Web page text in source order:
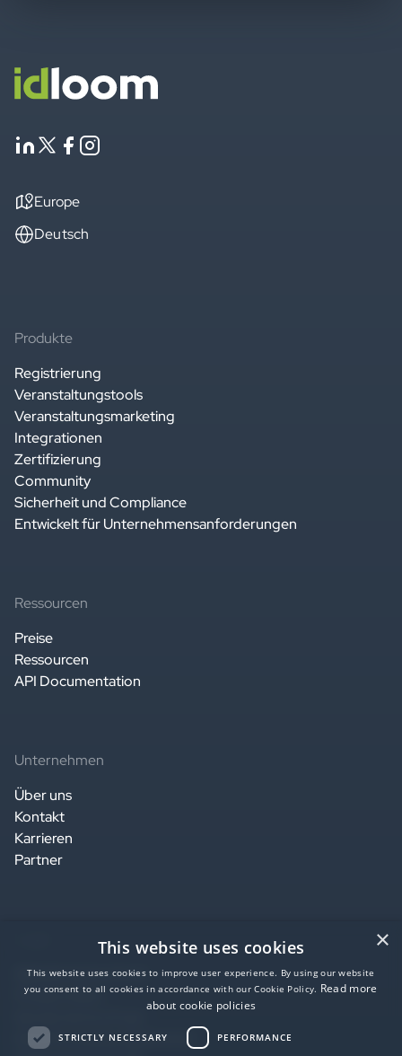
Europe
Deutsch
Produkte
Registrierung
Veranstaltungstools
Veranstaltungsmarketing
Integrationen
Zertifizierung
Community
Sicherheit und Compliance
Entwickelt für Unternehmensanforderungen
Ressourcen
Preise
Ressourcen
API Documentation
Unternehmen
Über uns
Kontakt
Karrieren
Partner
Website terms of use
Privacy notice
Data Processing Agreement
×
This website uses cookies
This website uses cookies to improve user experience. By using our website
you consent to all cookies in accordance with our Cookie Policy. Read more
about cookie policies
STRICTLY NECESSARY PERFORMANCE